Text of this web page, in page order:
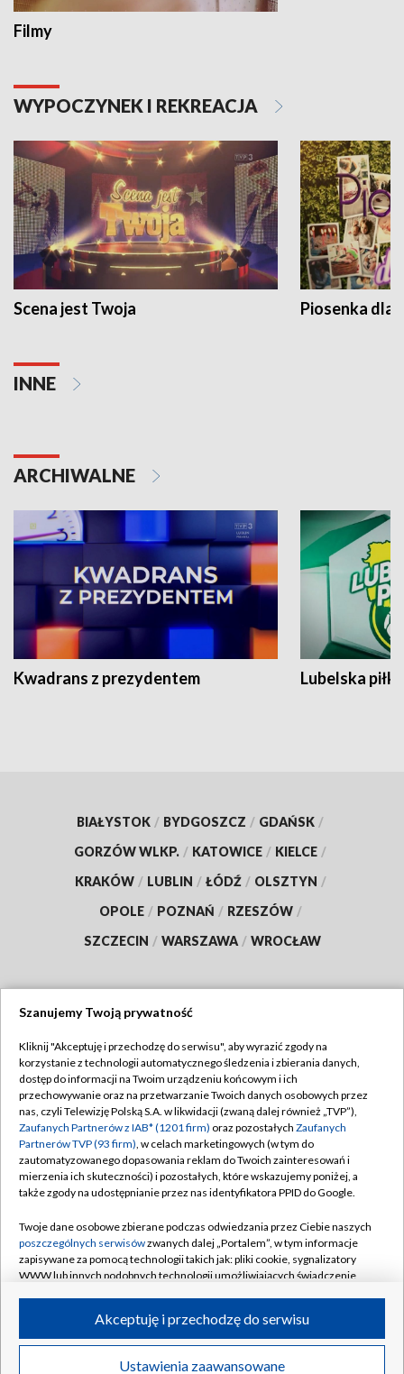
Filmy
WYPOCZYNEK I REKREACJA
Scena jest Twoja Piosenka dla
INNE
ARCHIWALNE
Kwadrans z prezydentem Lubelska piłka
BIAŁYSTOK / BYDGOSZCZ / GDAŃSK /
GORZÓW WLKP. / KATOWICE / KIELCE /
KRAKÓW / LUBLIN / ŁÓDŹ / OLSZTYN /
OPOLE / POZNAŃ / RZESZÓW /
SZCZECIN / WARSZAWA / WROCŁAW
TVP
Abonament TVP
Emisja w TVP
Centrum informacji TVP
Naziemna Telewizja Cyfrowa
Rada Programowa
System NOS
Informacje o nadawcy
Program dla prasy
Regulamin TVP
Polityka prywatności
Moje zgody
Pomoc
Kontakt
Kanały
©2026 Telewizja Polska S.A. w likwidacji
Szanujemy Twoją prywatność
Kliknij "Akceptuję i przechodzę do serwisu", aby wyrazić zgody na
korzystanie z technologii automatycznego śledzenia i zbierania danych,
dostęp do informacji na Twoim urządzeniu końcowym i ich
przechowywanie oraz na przetwarzanie Twoich danych osobowych przez
nas, czyli Telewizję Polską S.A. w likwidacji (zwaną dalej również „TVP”),
Zaufanych Partnerów z IAB* (1201 firm) oraz pozostałych Zaufanych
Partnerów TVP (93 firm), w celach marketingowych (w tym do
zautomatyzowanego dopasowania reklam do Twoich zainteresowań i
mierzenia ich skuteczności) i pozostałych, które wskazujemy poniżej, a
także zgody na udostępnianie przez nas identyfikatora PPID do Google.
Twoje dane osobowe zbierane podczas odwiedzania przez Ciebie naszych
poszczególnych serwisówzwanych dalej „Portalem”, w tym informacje
zapisywane za pomocą technologii takich jak: pliki cookie, sygnalizatory
WWW lub innych podobnych technologii umożliwiających świadczenie
ruchu w Internecie.
Twoje dane osobowe zbierane podczas odwiedzania przez Ciebie
Ustawienia zaawansowane
Akceptuję i przechodzę do serwisu